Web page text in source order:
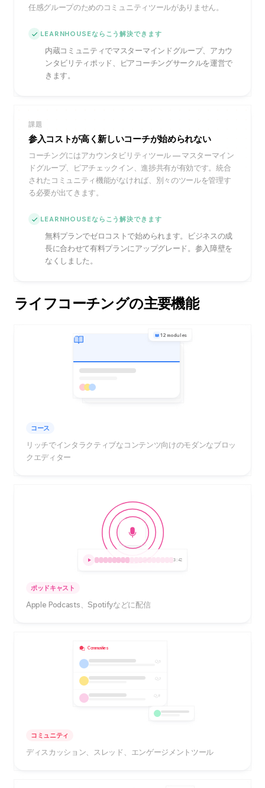
任感グループのためのコミュニティツールがありません。
LEARNHOUSEならこう解決できます
内蔵コミュニティでマスターマインドグループ、アカウ
ンタビリティポッド、ピアコーチングサークルを運営で
きます。
課題
参入コストが高く新しいコーチが始められない
コーチングにはアカウンタビリティツール — マスターマイン
ドグループ、ピアチェックイン、進捗共有が有効です。統合
されたコミュニティ機能がなければ、別々のツールを管理す
る必要が出てきます。
LEARNHOUSEならこう解決できます
無料プランでゼロコストで始められます。ビジネスの成
長に合わせて有料プランにアップグレード。参入障壁を
なくしました。
ライフコーチングの主要機能
12 modules
コース
リッチでインタラクティブなコンテンツ向けのモダンなブロッ
クエディター
3:42
ポッドキャスト
Apple Podcasts、Spotifyなどに配信
Communities
5
3
8
コミュニティ
ディスカッション、スレッド、エンゲージメントツール